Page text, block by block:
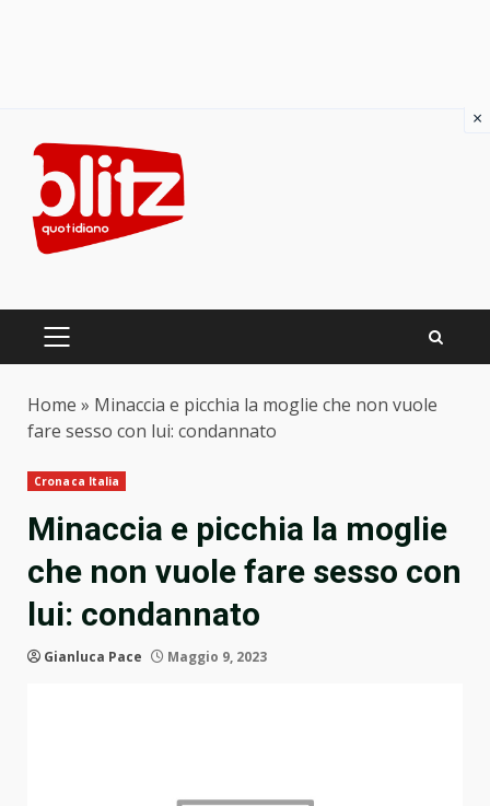
content
PRIMARY
Home » Minaccia e picchia la moglie che non vuole
fare sesso con lui: condannato
Cronaca Italia
Minaccia e picchia la moglie
che non vuole fare sesso con
lui: condannato
Gianluca Pace Maggio 9, 2023
×